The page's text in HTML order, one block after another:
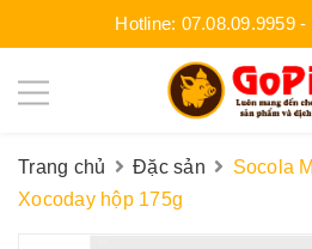
Hotline: 07.08.09.9959-
Trang chủ Đặc sản
Socola
Xocoday hộp 175g